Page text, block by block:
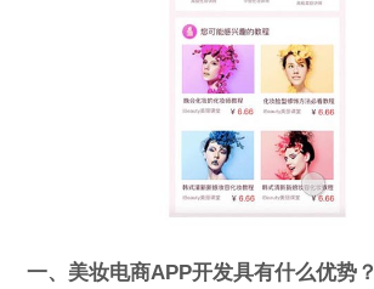
一、美妆电商APP开发具有什么优势？